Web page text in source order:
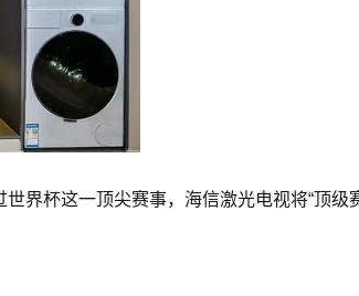
世界杯这一顶尖赛事，海信激光电视将“顶级